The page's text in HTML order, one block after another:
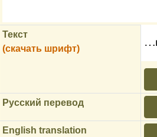
Текст
(скачать шрифт)
Русский перевод
English translation